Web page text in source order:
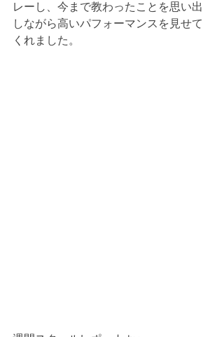
レーし、今まで教わったことを思い出
しながら高いパフォーマンスを見せて
くれました。